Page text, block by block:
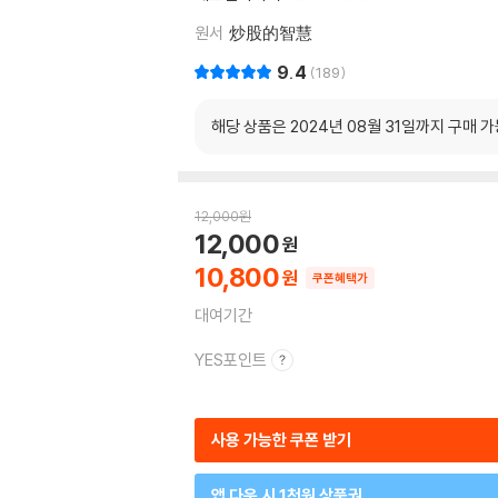
원서 炒股的智慧
9.4 189
해당 상품은 2024년 08월 31일까지 구매 가
12,000원
10,800
12,000
쿠폰혜택가
대여기간
YES포인트
사용 가능한 쿠폰 받기